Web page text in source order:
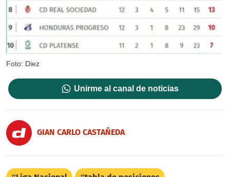
Foto: Diez
Unirme al canal de noticias
GIAN CARLO CASTAÑEDA